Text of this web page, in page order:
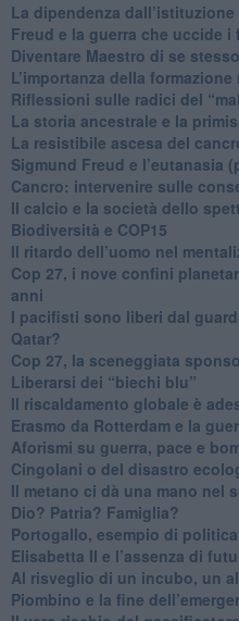
La dipendenza dall’istituzione
​Freud e la guerra che uccide i
​Diventare Maestro di se
L’importanza della
Riflessioni sulle radici del
​La storia ancestrale e la
​La resistibile ascesa del
Sigmund Freud e l’eutanasia
Cancro: intervenire sulle
​Il calcio e la società dello
Biodiversità e COP15
​Il ritardo dell’uomo nel
​Cop 27, i nove confini
anni
​I pacifisti sono liberi dal
Qatar?
​Cop 27, la sceneggiata
​Liberarsi dei “biechi blu”
Il riscaldamento globale è
​Erasmo da Rotterdam e la
​Aforismi su guerra, pace e
Cingolani o del disastro
​Il metano ci dà una mano nel
​Dio? Patria? Famiglia?
Portogallo, esempio di
​Elisabetta II e l’assenza di
Al risveglio di un incubo, un
​Piombino e la fine